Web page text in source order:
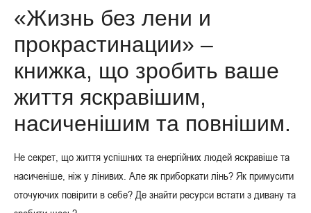
«Жизнь без лени и
прокрастинации» –
книжка, що зробить ваше
життя яскравішим,
насиченішим та повнішим.
Не секрет, що життя успішних та енергійних людей яскравіше та
насиченіше, ніж у лінивих. Але як приборкати лінь? Як примусити
оточуючих повірити в себе? Де знайти ресурси встати з дивану та